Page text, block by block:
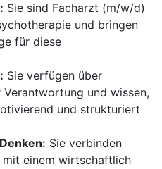
Sie sind Facharzt (m/w/d)
und bringen
für diese
Sie verfügen über
und wissen,
und strukturiert
Sie verbinden
einem wirtschaftlich